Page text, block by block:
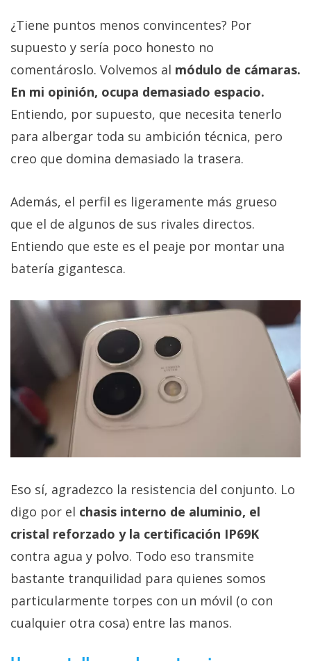
¿Tiene puntos menos convincentes? Por
supuesto y sería poco honesto no
comentároslo. Volvemos al módulo de cámaras.
En mi opinión, ocupa demasiado espacio.
Entiendo, por supuesto, que necesita tenerlo
para albergar toda su ambición técnica, pero
creo que domina demasiado la trasera.
Además, el perfil es ligeramente más grueso
que el de algunos de sus rivales directos.
Entiendo que este es el peaje por montar una
batería gigantesca.
Eso sí, agradezco la resistencia del conjunto. Lo
digo por el chasis interno de aluminio, el
cristal reforzado y la certificación IP69K
contra agua y polvo. Todo eso transmite
bastante tranquilidad para quienes somos
particularmente torpes con un móvil (o con
cualquier otra cosa) entre las manos.